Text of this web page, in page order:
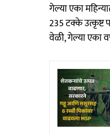
गेल्या एका
235 टक्के उत्कृष्ट
वेळी, गेल्या एका